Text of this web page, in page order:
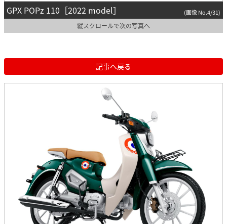
GPX POPz 110［2022 model］ (画像 No.4/31)
縦スクロールで次の写真へ
記事へ戻る